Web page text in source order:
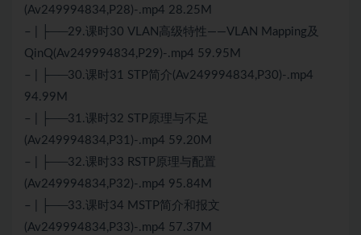
(Av249994834,P28)-.mp4 28.25M
– | ├──29.课时30 VLAN高级特性——VLAN Mapping及
QinQ(Av249994834,P29)-.mp4 59.95M
– | ├──30.课时31 STP简介(Av249994834,P30)-.mp4
94.99M
– | ├──31.课时32 STP原理与不足
(Av249994834,P31)-.mp4 59.20M
– | ├──32.课时33 RSTP原理与配置
(Av249994834,P32)-.mp4 95.84M
– | ├──33.课时34 MSTP简介和报文
(Av249994834,P33)-.mp4 57.37M